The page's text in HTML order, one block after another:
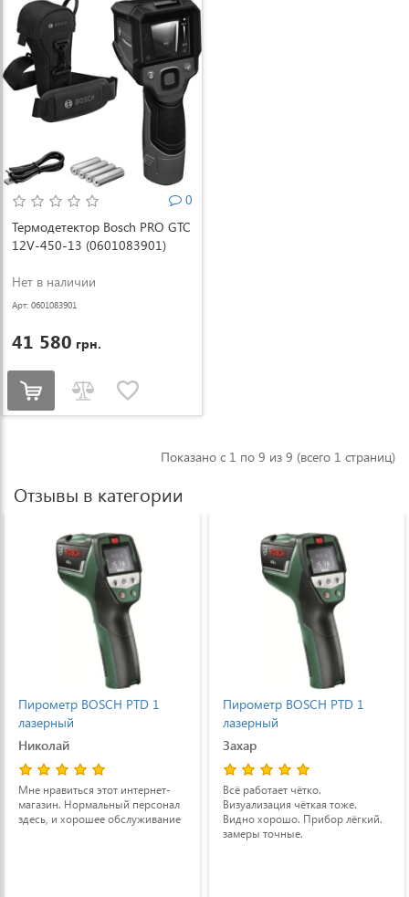
0
Термодетектор Bosch PRO GTC
12V-450-13 (0601083901)
Нет в наличии
Арт: 0601083901
41 580 грн.
Показано с 1 по 9 из 9 (всего 1 страниц)
Отзывы в категории
Пирометр BOSCH PTD 1
лазерный
Захар
Всё работает чётко.
Визуализация чёткая тоже.
Видно хорошо. Прибор лёгкий.
Пирометр BOSCH PTD 1
лазерный
Гость
замер температуры, влажности
очень точные. хороший и
качественный инструмент. С
своей задачей справляется на